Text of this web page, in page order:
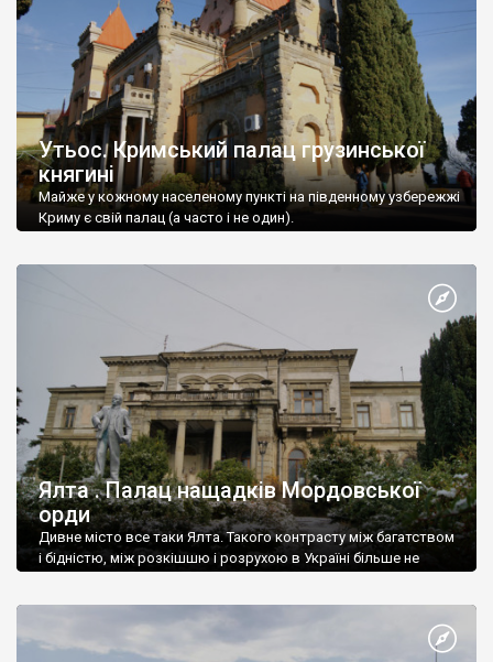
Утьос. Кримський палац грузинської
княгині
Майже у кожному населеному пункті на південному узбережжі
Криму є свій палац (а часто і не один).
Ялта . Палац нащадків Мордовської
орди
Дивне місто все таки Ялта. Такого контрасту між багатством
і бідністю, між розкішшю і розрухою в Україні більше не